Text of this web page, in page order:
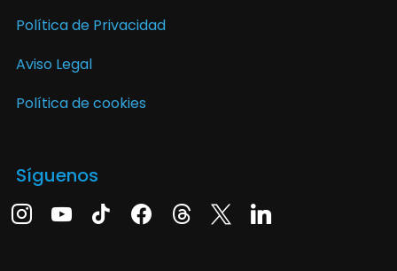
Política de Privacidad
Aviso Legal
Política de cookies
Síguenos